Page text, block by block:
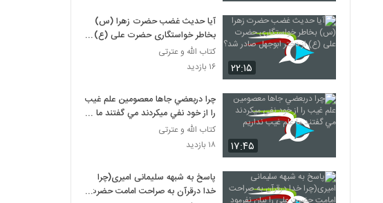
۲۲:۱۵
آیا حدیث غضب حضرت زهرا (س)
بخاطر خواستگاری حضرت علی (ع) از
دختر ابوجهل صادر شد؟
کتاب الله و عترتی
۱۶ بازدید
۱۷:۴۵
چرا دربعضي جاها معصومین علم غيب
را از خود نفي ميکردند مي گفتند ما
علم غيب نداريم
کتاب الله و عترتی
۱۸ بازدید
پاسخ به شبهه سلیمانی امیری(چرا
خدا درقرآن به صراحت امامت حضرت